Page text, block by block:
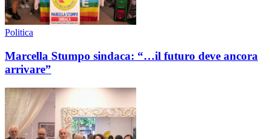
Politica
Marcella Stumpo sindaca: “…il futuro deve ancora
arrivare”